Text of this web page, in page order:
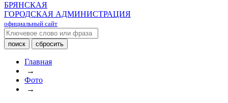
БРЯНСКАЯ
ГОРОДСКАЯ АДМИНИСТРАЦИЯ
официальный сайт
Главная
→
Фото
→